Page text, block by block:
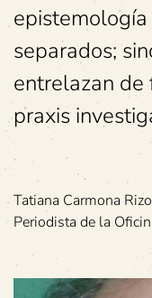
separados;
entrelazan de
praxis
Tatiana Carmona Rizo
Periodista de la